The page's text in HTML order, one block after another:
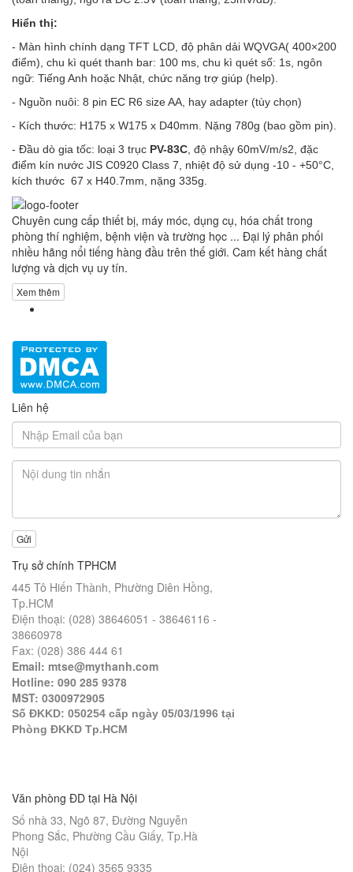
Hiển thị:
- Màn hình chính dạng TFT LCD, độ phân dải WQVGA( 400×200
điểm), chu kì quét thanh bar: 100 ms, chu kì quét số: 1s, ngôn
ngữ: Tiếng Anh hoặc Nhật, chức năng trợ giúp (help).
- Nguồn nuôi: 8 pin EC R6 size AA, hay adapter (tùy chọn)
- Kích thước: H175 x W175 x D40mm. Nặng 780g (bao gồm pin).
- Đầu dò gia tốc: loại 3 trục PV-83C , độ nhậy 60mV/m/s2, đặc
điểm kín nước JIS C0920 Class 7, nhiệt độ sử dụng -10 - +50°C,
kích thước 67 x H40.7mm, nặng 335g.
Chuyên cung cấp thiết bị, máy móc, dụng cụ, hóa chất trong
phòng thí nghiệm, bệnh viện và trường học ... Đại lý phân phối
nhiều hãng nổi tiếng hàng đầu trên thế giới. Cam kết hàng chất
lượng và dịch vụ uy tín.
Xem thêm
Liên hệ
Gửi
Trụ sở chính TPHCM
445 Tô Hiến Thành, Phường Diên Hồng,
Tp.HCM
Điện thoại: (028) 38646051 - 38646116 -
38660978
Fax: (028) 386 444 61
Email: mtse@mythanh.com
Hotline: 090 285 9378
MST: 0300972905
Số ĐKKD: 050254 cấp ngày 05/03/1996 tại
Phòng ĐKKD Tp.HCM
Văn phòng ĐD tại Hà Nội
Số nhà 33, Ngõ 87, Đường Nguyễn
Phong Sắc, Phường Cầu Giấy, Tp.Hà
Nội
Điện thoại: (024) 3565 9335